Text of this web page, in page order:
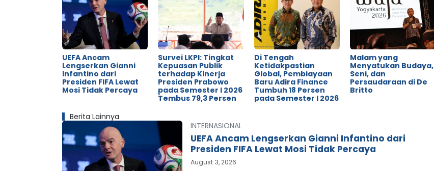
UEFA Ancam
Lengserkan Gianni
Infantino dari
Presiden FIFA Lewat
Mosi Tidak Percaya
Survei LKPI: Tingkat
Kepuasan Publik
terhadap Kinerja
Presiden Prabowo
pada Semester I 2026
Tembus 79,3 Persen
Di Tengah
Ketidakpastian
Global, Pembiayaan
Baru Adira Finance
Tumbuh 18 Persen
pada Semester I 2026
Malam yang
Menyatukan Budaya,
Seni, dan
Persaudaraan di De
Britto
Berita Lainnya
INTERNASIONAL
UEFA Ancam Lengserkan Gianni Infantino dari
Presiden FIFA Lewat Mosi Tidak Percaya
August 3, 2026